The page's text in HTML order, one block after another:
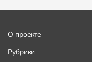
О проекте
Рубрики